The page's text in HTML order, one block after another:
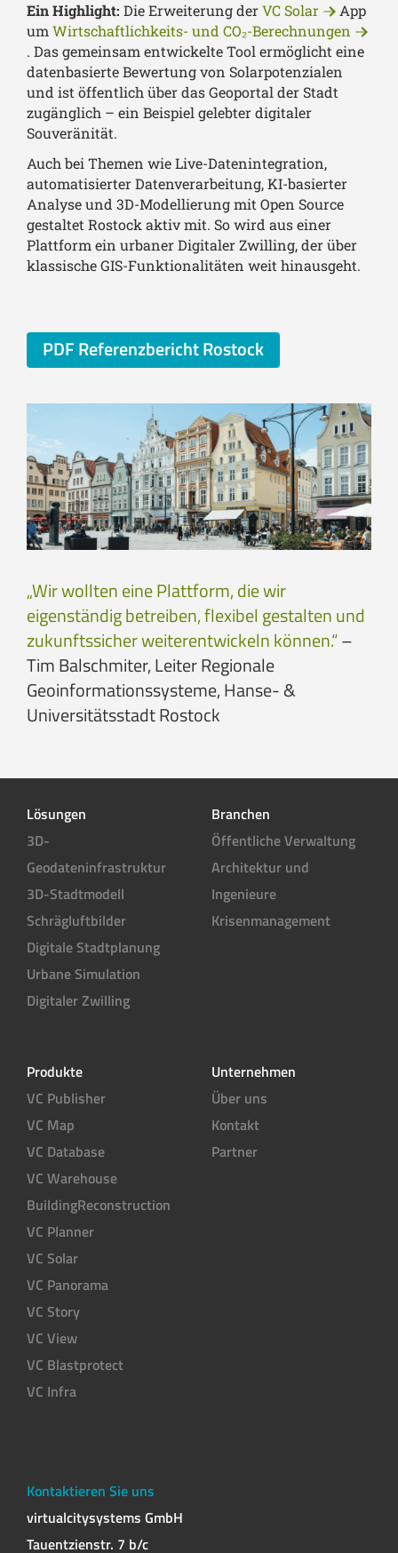
Ein Highlight: Die Erweiterung derVC Solar
App
um Wirtschaftlichkeits- und CO₂-Berechnungen
. Das gemeinsam entwickelte Tool ermöglicht eine
datenbasierte Bewertung von Solarpotenzialen
und ist öffentlich über das Geoportal der Stadt
zugänglich – ein Beispiel gelebter digitaler
Souveränität.
Auch bei Themen wie Live-Datenintegration,
automatisierter Datenverarbeitung, KI-basierter
Analyse und 3D-Modellierung mit Open Source
gestaltet Rostock aktiv mit. So wird aus einer
Plattform ein urbaner Digitaler Zwilling, der über
klassische GIS-Funktionalitäten weit hinausgeht.
PDF Referenzbericht Rostock
„Wir wollten eine Plattform, die wir
eigenständig betreiben, flexibel gestalten und
zukunftssicher weiterentwickeln können.“–
Tim Balschmiter, Leiter Regionale
Geoinformationssysteme, Hanse- &
Universitätsstadt Rostock
Lösungen
3D-
Geodateninfrastruktur
3D-Stadtmodell
Schrägluftbilder
Digitale Stadtplanung
Urbane Simulation
Digitaler Zwilling
Branchen
Öffentliche Verwaltung
Architektur und
Ingenieure
Krisenmanagement
Produkte
VC Publisher
VC Map
VC Database
VC Warehouse
BuildingReconstruction
VC Planner
VC Solar
VC Panorama
VC Story
VC View
VC Blastprotect
VC Infra
Unternehmen
Über uns
Kontakt
Partner
Kontaktieren Sie uns
virtualcitysystems GmbH
Tauentzienstr. 7 b/c